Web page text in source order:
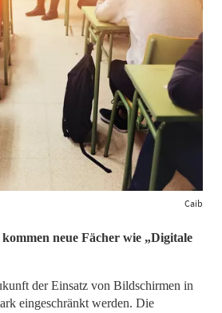
Caib
neue Fächer wie „Digitale
der Einsatz von Bildschirmen in
eingeschränkt werden. Die